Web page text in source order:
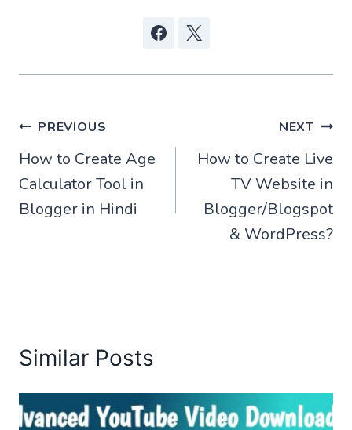
Post
navigation
PREVIOUS
How to Create Age
Calculator Tool in
Blogger in Hindi
NEXT
How to Create Live
TV Website in
Blogger/Blogspot
& WordPress?
Similar Posts